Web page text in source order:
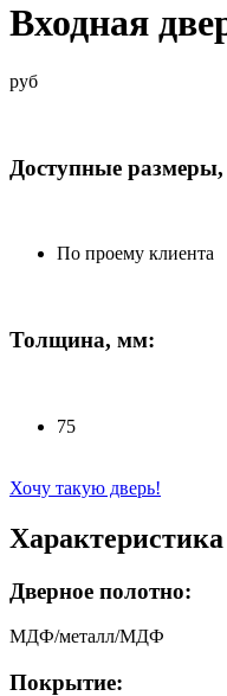
Входная
руб
Доступные
По проему клиента
Толщина, мм:
75
Хочу такую дверь!
Дверное полотно:
МДФ/металл/МДФ
Покрытие: